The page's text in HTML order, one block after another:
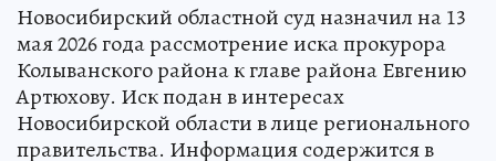
Новосибирский областной суд назначил на 13
мая 2026 года рассмотрение иска прокурора
Колыванского района к главе района Евгению
Артюхову. Иск подан в интересах
Новосибирской области в лице регионального
правительства. Информация содержится в